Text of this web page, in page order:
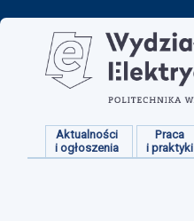
Aktualności
i ogłoszenia
Praca
i praktyki